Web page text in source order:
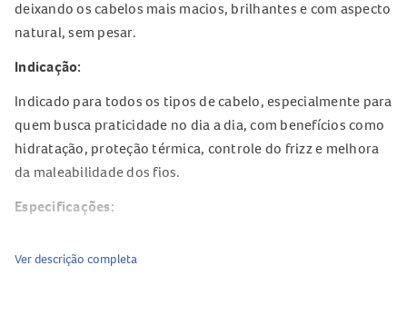
deixando os cabelos mais macios, brilhantes e com aspecto
natural, sem pesar.
Indicação:
Indicado para todos os tipos de cabelo, especialmente para
quem busca praticidade no dia a dia, com benefícios como
hidratação, proteção térmica, controle do frizz e melhora
da maleabilidade dos fios.
Especificações:
Linha: Divine
Ver descrição completa